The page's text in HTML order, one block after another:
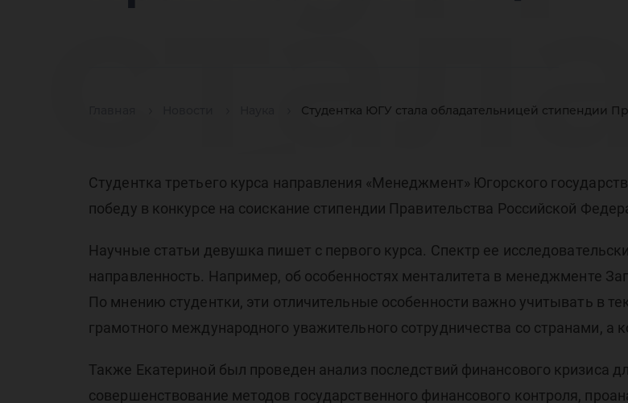
Студентка ЮГУ стала обладательницей стипендии
Студентка третьего курса направления «Менеджмент» Югорского
победу в конкурсе на соискание стипендии Правительства Российской
Научные статьи девушка пишет с первого курса. Спектр ее
направленность. Например, об особенностях менталитета в менеджменте
По мнению студентки, эти отличительные особенности важно учитывать в
грамотного международного уважительного сотрудничества со странами,
Также Екатериной был проведен анализ последствий финансового кризиса
совершенствование методов государственного финансового контроля,